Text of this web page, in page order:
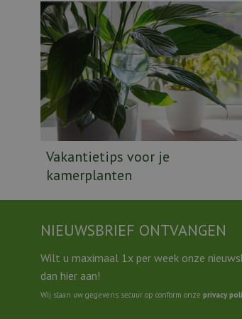
Vakantietips voor je
kamerplanten
NIEUWSBRIEF ONTVANGEN
Wilt u maximaal 1x per week onze
dan hier aan!
Wij slaan uw gegevens secuur op conform onze privacy